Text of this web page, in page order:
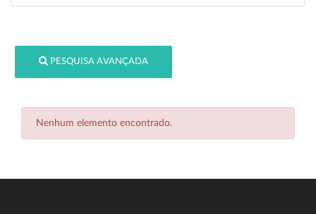
PESQUISA AVANÇADA
Nenhum elemento encontrado.